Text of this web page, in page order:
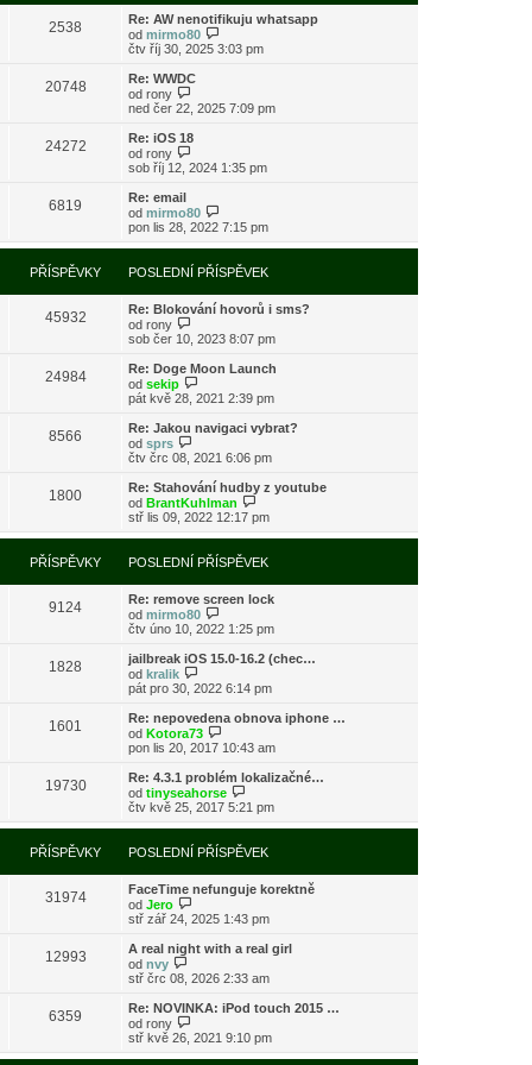
s
l
e
d
ř
í
ě
v
k
i
t
p
o
d
ř
í
p
ě
v
e
2538
Re: AW nenotifikuju whatsapp
od mirmo80
o
z
i
o
s
n
í
ř
s
p
ě
v
k
čtv říj 30, 2025 3:03 pm
20748
Re: WWDC
od rony
o
r
z
i
p
o
s
l
e
d
í
ř
s
p
ě
v
k
ned čer 22, 2025 7:09 pm
24272
Re: iOS 18
od rony
o
a
z
i
t
p
o
s
l
d
í
p
ř
í
p
ě
v
e
k
sob říj 12, 2024 1:35 pm
6819
Re: email
od mirmo80
o
r
a
z
i
t
o
l
d
í
p
ř
í
s
p
ě
v
e
pon lis 28, 2022 7:15 pm
PŘÍSPĚVKY POSLEDNÍ PŘÍSPĚVEK
45932
Re: Blokování hovorů i sms?
od rony
o
r
a
z
p
o
s
e
d
n
í
ř
p
ě
v
k
sob čer 10, 2023 8:07 pm
24984
Re: Doge Moon Launch
od sekip
o
r
z
i
t
p
o
s
l
d
í
p
ř
í
s
p
ě
v
k
pát kvě 28, 2021 2:39 pm
8566
Re: Jakou navigaci vybrat?
od sprs
o
r
a
z
i
t
p
o
s
l
e
d
í
p
ř
í
p
ě
v
k
čtv črc 08, 2021 6:06 pm
1800
Re: Stahování hudby z youtube
od BrantKuhlman
o
r
a
z
i
t
o
l
d
í
ř
í
p
v
e
stř lis 09, 2022 12:17 pm
PŘÍSPĚVKY POSLEDNÍ PŘÍSPĚVEK
9124
Re: remove screen lock
od mirmo80
o
r
z
i
p
o
s
l
e
d
n
í
ř
p
ě
v
k
čtv úno 10, 2022 1:25 pm
1828
jailbreak iOS 15.0-16.2 (chec…
od kralik
o
r
a
z
i
p
o
s
l
d
í
ř
í
p
ě
v
k
pát pro 30, 2022 6:14 pm
1601
Re: nepovedena obnova iphone …
od Kotora73
o
r
a
z
t
p
o
s
l
d
í
ř
í
s
p
ě
v
e
pon lis 20, 2017 10:43 am
19730
Re: 4.3.1 problém lokalizačné…
od tinyseahorse
o
r
a
z
i
t
o
l
d
í
ř
í
s
čtv kvě 25, 2017 5:21 pm
PŘÍSPĚVKY POSLEDNÍ PŘÍSPĚVEK
31974
FaceTime nefunguje korektně
od Jero
o
r
z
i
t
p
o
s
l
stř zář 24, 2025 1:43 pm
12993
A real night with a real girl
od nvy
o
r
a
z
t
stř črc 08, 2026 2:33 am
6359
Re: NOVINKA: iPod touch 2015 …
od rony
o
stř kvě 26, 2021 9:10 pm